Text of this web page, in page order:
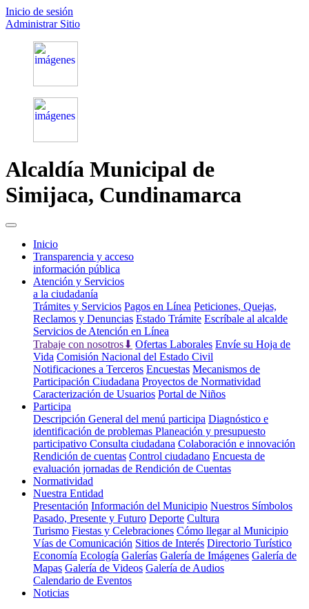
Inicio de sesión
Administrar Sitio
Alcaldía Municipal de
Simijaca, Cundinamarca
Inicio(current)
Transparencia y acceso
información pública
Atención y Servicios
a la ciudadanía
Trámites y Servicios Pagos en Línea Peticiones, Quejas,
Reclamos y Denuncias Estado Trámite Escríbale al alcalde
Servicios de Atención en Línea
Trabaje con nosotros⬇ Ofertas Laborales Envíe su Hoja de
Vida Comisión Nacional del Estado Civil
Notificaciones a Terceros Encuestas Mecanismos de
Participación Ciudadana Proyectos de Normatividad
Caracterización de Usuarios Portal de Niños
Participa
Descripción General del menú participa Diagnóstico e
identificación de problemas Planeación y presupuesto
participativo Consulta ciudadana Colaboración e innovación
Rendición de cuentas Control ciudadano Encuesta de
evaluación jornadas de Rendición de Cuentas
Normatividad
Nuestra Entidad
Presentación Información del Municipio Nuestros Símbolos
Pasado, Presente y Futuro Deporte Cultura
Turismo Fiestas y Celebraciones Cómo llegar al Municipio
Vías de Comunicación Sitios de Interés Directorio Turístico
Economía Ecología Galerías Galería de Imágenes Galería de
Mapas Galería de Videos Galería de Audios
Calendario de Eventos
Noticias